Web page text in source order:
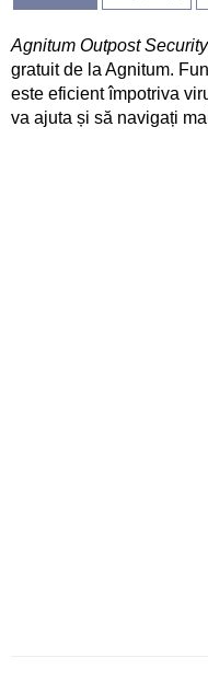
Agnitum Outpost
gratuit de la Agnitum.
este eficient împotriva
va ajuta și să navigați